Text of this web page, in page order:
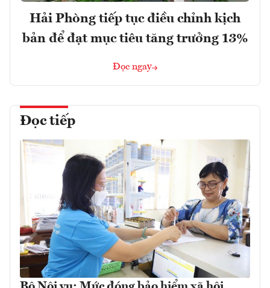
Hải Phòng tiếp tục điều chỉnh kịch
bản để đạt mục tiêu tăng trưởng 13%
Đọc ngay
Đọc tiếp